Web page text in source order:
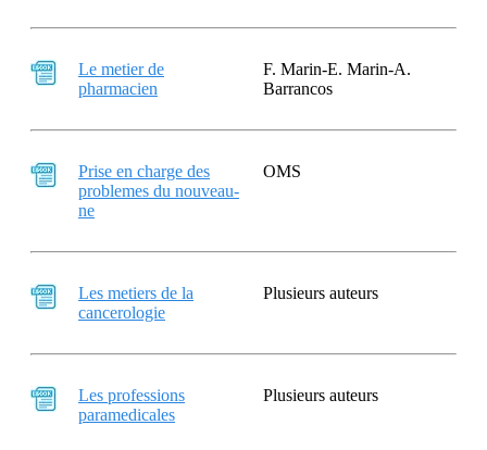
Le metier de
pharmacien
F. Marin-E. Marin-A.
Barrancos
Prise en charge des
problemes du nouveau-
ne
OMS
Les metiers de la
cancerologie
Plusieurs auteurs
Les professions
paramedicales
Plusieurs auteurs